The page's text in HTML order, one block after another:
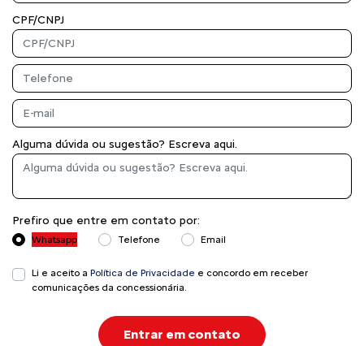
CPF/CNPJ
Alguma dúvida ou sugestão? Escreva aqui.
Prefiro que entre em contato por:
Whatsapp Telefone Email
Li e aceito a Política de Privacidade e concordo em receber
comunicações da concessionária.
Entrar em contato